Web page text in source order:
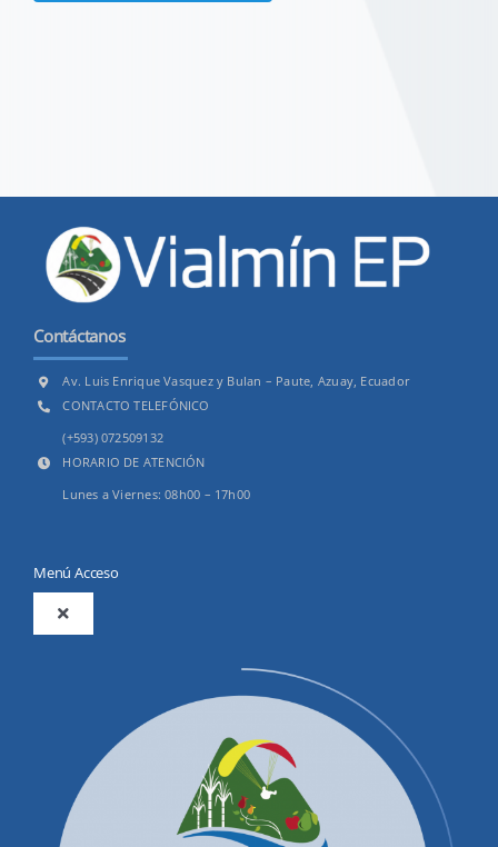
Contáctanos
Av. Luis Enrique Vasquez y Bulan – Paute, Azuay, Ecuador
CONTACTO TELEFÓNICO
(+593) 072509132
HORARIO DE ATENCIÓN
Lunes a Viernes: 08h00 – 17h00
Menú Acceso
Toggle
Productos y Servicios
Convocatorias Precalificación